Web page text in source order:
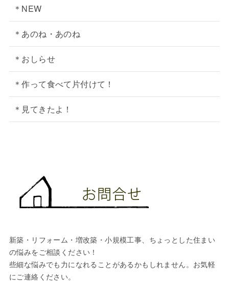
＊NEW
＊あのね・あのね
＊おしらせ
＊作って食べて片付けて！
＊見てきたよ！
新築・リフォーム・増改築・小規模工事、ちょっとした住まい
の悩みをご相談ください！
些細な悩みでも力になれることがあるかもしれません。お気軽
にご連絡ください。